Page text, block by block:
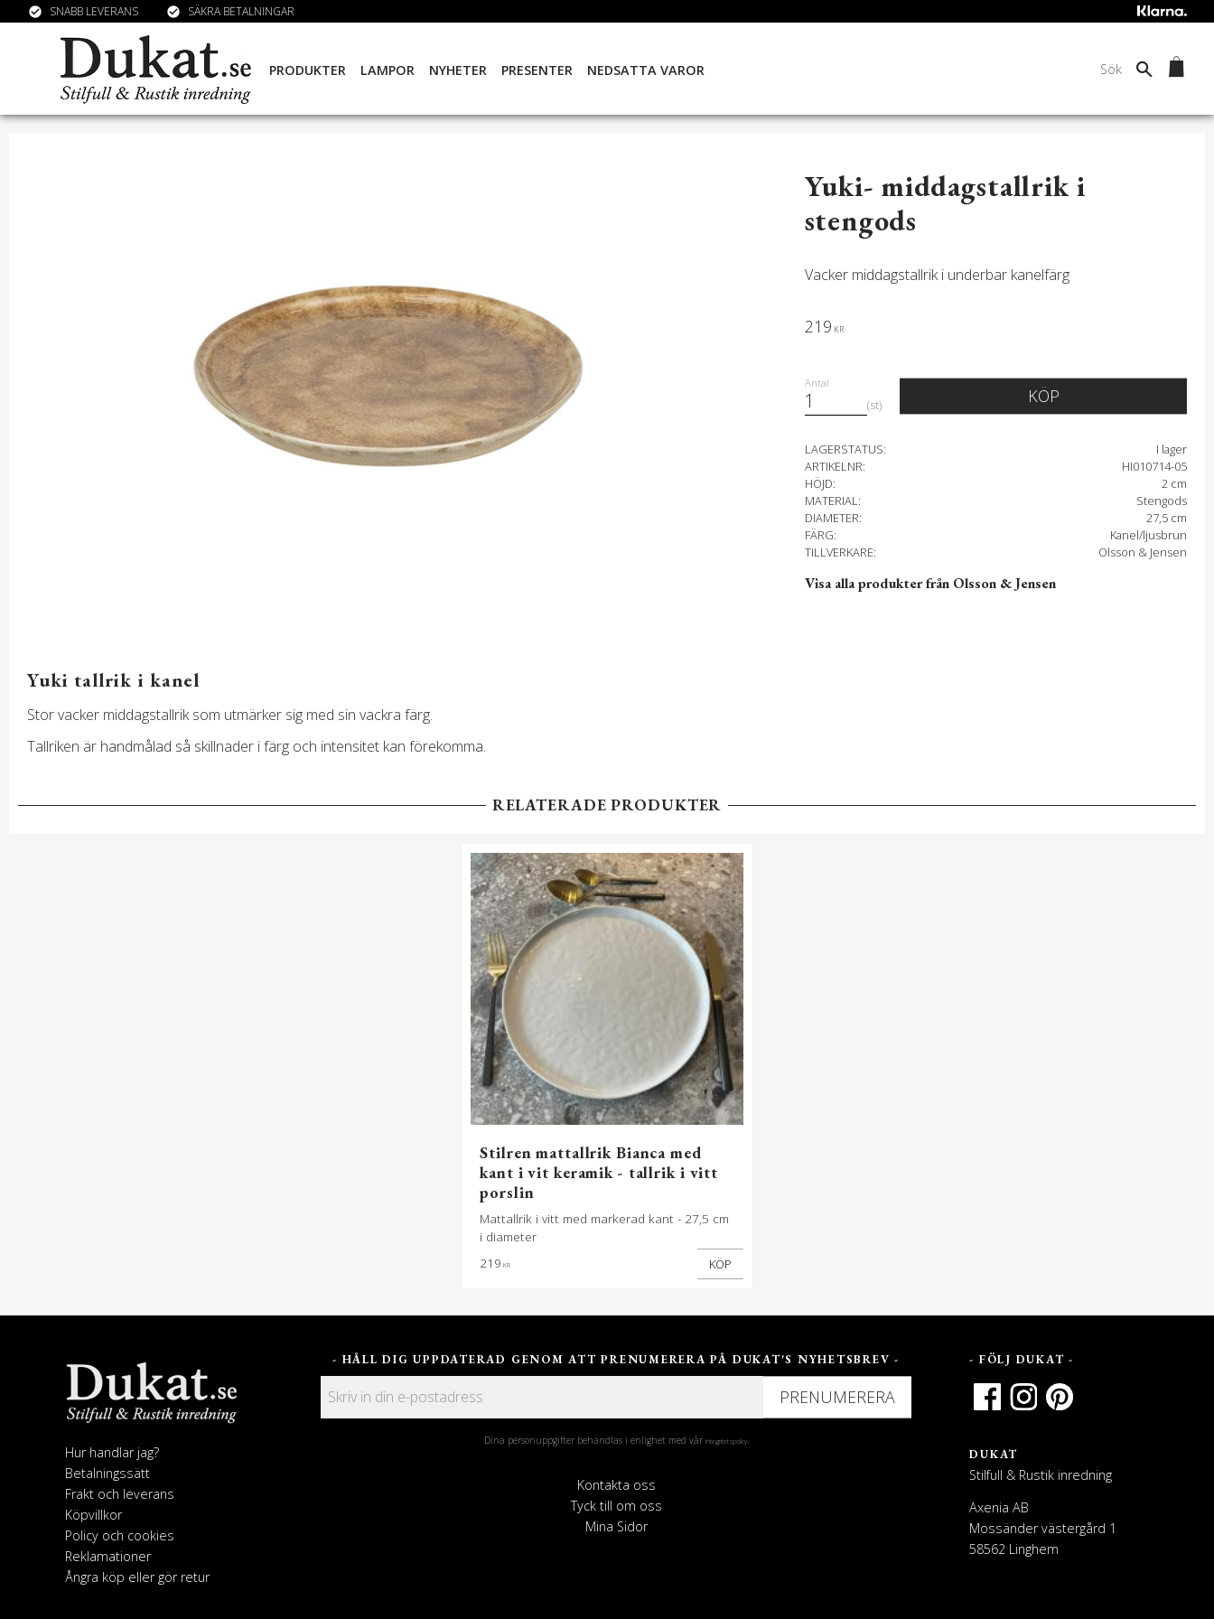
check_circle SNABB LEVERANS check_circle SÄKRA BETALNINGAR
PRODUKTER LAMPOR NYHETER PRESENTER NEDSATTA VAROR
Yuki- middagstallrik i
stengods
Vacker middagstallrik i underbar kanelfärg
219 KR
Antal
st KÖP
LAGERSTATUS
I lager
ARTIKELNR
HI010714-05
HÖJD
2 cm
MATERIAL
Stengods
DIAMETER
27,5 cm
FÄRG
Kanel/ljusbrun
TILLVERKARE
Olsson & Jensen
Visa alla produkter från Olsson & Jensen
Yuki tallrik i kanel
Stor vacker middagstallrik som utmärker sig med sin vackra färg.
Tallriken är handmålad så skillnader i färg och intensitet kan förekomma.
RELATERADE PRODUKTER
Stilren mattallrik Bianca med
kant i vit keramik - tallrik i vitt
porslin
Mattallrik i vitt med markerad kant - 27,5 cm
i diameter
219 KR KÖP
Hur handlar jag?
Betalningssätt
Frakt och leverans
Köpvillkor
Policy och cookies
Reklamationer
Ångra köp eller gör retur
- HÅLL DIG UPPDATERAD GENOM ATT PRENUMERERA PÅ DUKAT'S NYHETSBREV -
PRENUMERERA
Dina personuppgifter behandlas i enlighet med vår integritetspolicy.
Kontakta oss
Tyck till om oss
Mina Sidor
- FÖLJ DUKAT -
DUKAT
Stilfull & Rustik inredning
Axenia AB
Mossänder västergård 1
58562 Linghem